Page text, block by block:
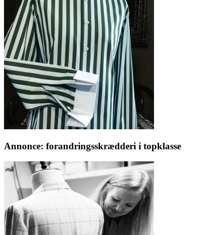
Annonce: forandringsskrædderi i topklasse